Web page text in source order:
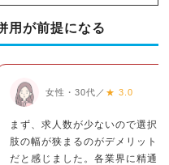
用が前提になる
女性・30代／ ★ 3.0
まず、求人数が少ないので選択
肢の幅が狭まるのがデメリット
だと感じました。各業界に精通